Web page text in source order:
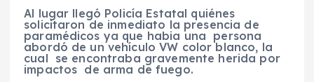
Al lugar llegó Policía Estatal quiénes
solicitaron de inmediato la presencia de
paramédicos ya que habia una persona
abordó de un vehículo VW color blanco, la
cual se encontraba gravemente herida por
impactos de arma de fuego.